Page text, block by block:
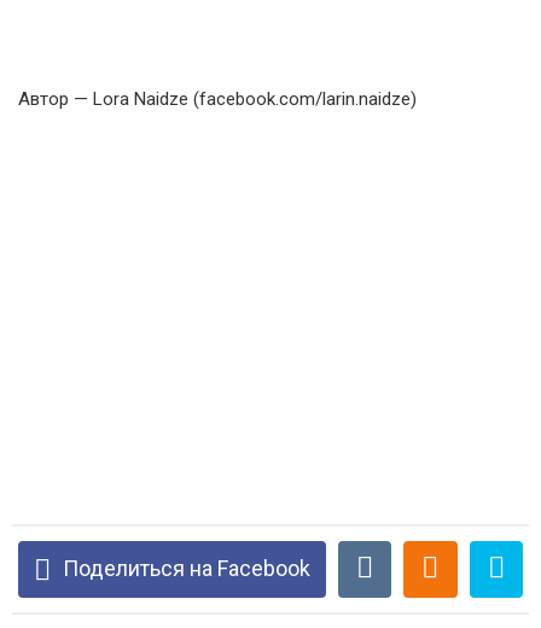
Автор — Lora Naidze (facebook.com/larin.naidze)
Поделиться на Facebook